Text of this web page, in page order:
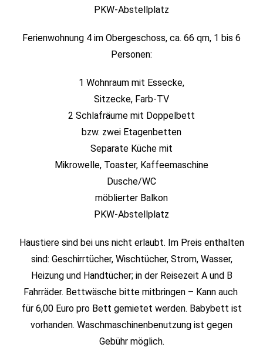
PKW-Abstellplatz
Ferienwohnung 4 im Obergeschoss, ca. 66 qm, 1 bis 6
Personen:
1 Wohnraum mit Essecke,
Sitzecke, Farb-TV
2 Schlafräume mit Doppelbett
bzw. zwei Etagenbetten
Separate Küche mit
Mikrowelle, Toaster, Kaffeemaschine
Dusche/WC
möblierter Balkon
PKW-Abstellplatz
Haustiere sind bei uns nicht erlaubt. Im Preis enthalten
sind: Geschirrtücher, Wischtücher, Strom, Wasser,
Heizung und Handtücher; in der Reisezeit A und B
Fahrräder. Bettwäsche bitte mitbringen – Kann auch
für 6,00 Euro pro Bett gemietet werden. Babybett ist
vorhanden. Waschmaschinenbenutzung ist gegen
Gebühr möglich.